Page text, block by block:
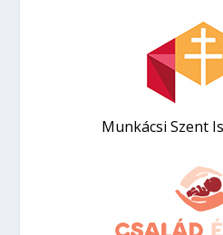
Munkácsi Szent